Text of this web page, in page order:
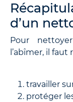
d’un
Pour
l’abîmer, il
travailler
protéger